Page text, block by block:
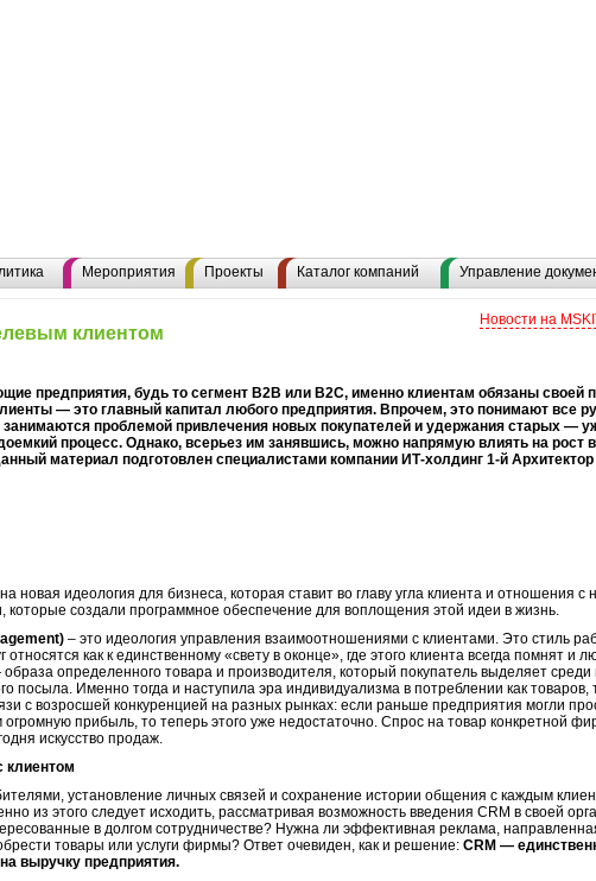
Мероприятия Проекты Каталог компаний Управление
Новости на
клиентом
предприятия, будь то сегмент B2B или B2C, именно клиентам обязаны своей
— это главный капитал любого предприятия. Впрочем, это понимают все
проблемой привлечения новых покупателей и удержания старых —
процесс. Однако, всерьез им занявшись, можно напрямую влиять на рост
материал подготовлен специалистами компании ИТ-холдинг 1-й Архитектор
идеология для бизнеса, которая ставит во главу угла клиента и отношения с
которые создали программное обеспечение для воплощения этой идеи в жизнь.
– это идеология управления взаимоотношениями с клиентами. Это стиль
как к единственному «свету в оконце», где этого клиента всегда помнят и
определенного товара и производителя, который покупатель выделяет среди
посыла. Именно тогда и наступила эра индивидуализма в потреблении как товаров,
с возросшей конкуренцией на разных рынках: если раньше предприятия могли
прибыль, то теперь этого уже недостаточно. Спрос на товар конкретной
искусство продаж.
клиентом
установление личных связей и сохранение истории общения с каждым
из этого следует исходить, рассматривая возможность введения CRM в своей
в долгом сотрудничестве? Нужна ли эффективная реклама,
товары или услуги фирмы? Ответ очевиден, как и решение: CRM —
выручку предприятия.